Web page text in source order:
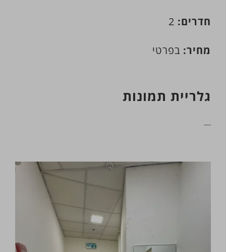
חדרים:
מחיר: בפרטי
גלריית תמונות